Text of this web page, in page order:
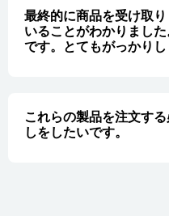
最終的に商品を受け取
いることがわかりまし
です。とてもがっかりし
これらの製品を注文す
しをしたいです。